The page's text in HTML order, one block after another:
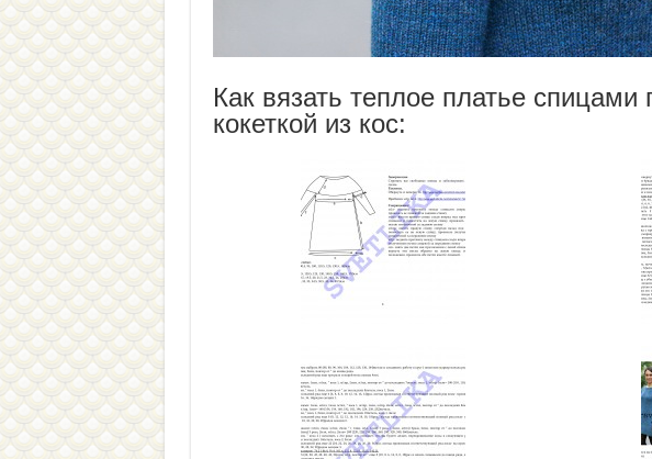
Как вязать теплое платье спицами
кокеткой из кос: